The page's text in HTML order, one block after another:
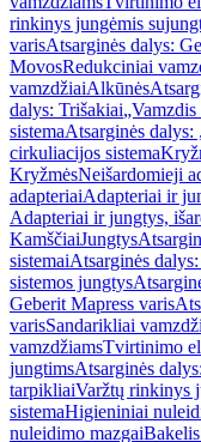
rinkinys jungėmis
varisAtsarginės dalys:
MovosRedukciniai
vamzdžiaiAlkūnės
dalys: Trišakiai
sistemaAtsarginės dalys:
cirkuliacijos sistema
KryžmėsNeišardomieji
adapteriaiAdapteriai ir
Adapteriai ir jungtys,
KamščiaiJungtys
sistemaiAtsarginės
sistemos jungtys
Geberit Mapress varis
varisSandarikliai
vamzdžiamsTvirtinimo
jungtimsAtsarginės
tarpikliaiVaržtų rinkinys
sistemaHigieniniai
nuleidimo mazgai